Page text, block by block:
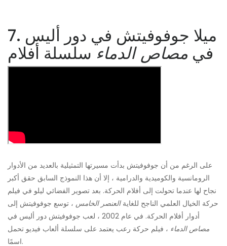
7. ميلا جوفوفيتش في دور أليس
في مصاص الدماء سلسلة أفلام
على الرغم من أن جوفوفيتش بدأت مسيرتها التمثيلية بالعديد من الأدوار
الرومانسية والكوميدية والدرامية ، إلا أن هذا النموذج السابق حقق أكبر
نجاح لها عندما تحولت إلى أفلام الحركة. بعد تصوير الفضائي ليلو في فيلم
حركة الخيال العلمي الناجح للغايةالعنصر الخامس ، توسع جوفوفيتش إلى
أدوار أفلام الحركة. في عام 2002 ، لعب جوفوفيتش دور أليس في
مصاص الدماء ، فيلم حركة رعب يعتمد على سلسلة ألعاب فيديو تحمل
اسمًا.